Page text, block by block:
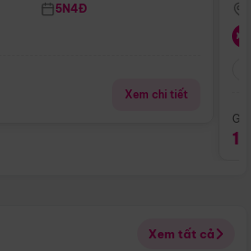
5N4Đ
Xem chi tiết
Xem tất cả
Điểm nổi bật